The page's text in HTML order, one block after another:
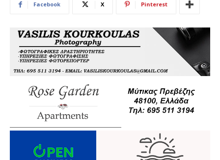
Facebook X Pinterest